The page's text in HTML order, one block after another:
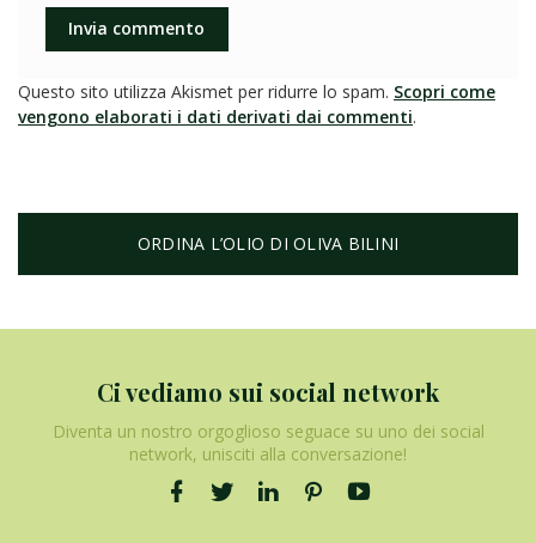
Questo sito utilizza Akismet per ridurre lo spam. Scopri come
vengono elaborati i dati derivati dai commenti.
ORDINA L’OLIO DI OLIVA BILINI
Ci vediamo sui social network
Diventa un nostro orgoglioso seguace su uno dei social
network, unisciti alla conversazione!